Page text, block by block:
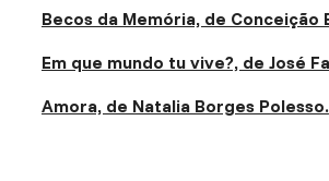
Becos da Memória, de Conceição
Em que mundo tu vive?, de José
Amora, de Natalia Borges Polesso.